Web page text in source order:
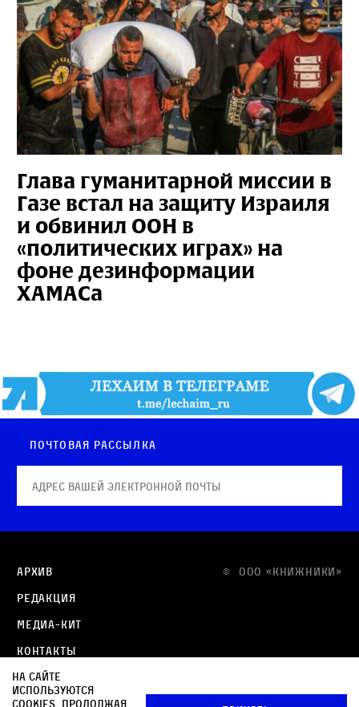
Глава гуманитарной миссии в
Газе встал на защиту Израиля
и обвинил ООН в
«политических играх» на
фоне дезинформации
ХАМАСа
Почтовая рассылка
© OOO «КНИЖНИКИ»
Архив
Редакция
Медиа-кит
Контакты
Политика в отношении обработки персональных
данных
На сайте
используются
cookies. Продолжая